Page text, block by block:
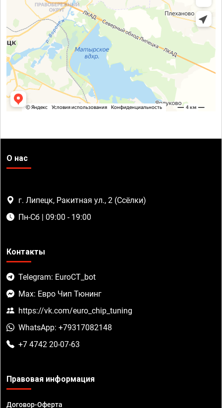
О нас
г. Липецк, Ракитная ул., 2 (Ссёлки)
Пн-Сб | 09:00 - 19:00
Контакты
Telegram: EuroCT_bot
Max: Евро Чип Тюнинг
https://vk.com/euro_chip_tuning
WhatsApp: +79317082148
+7 4742 20-07-63
Правовая информация
Договор-Оферта